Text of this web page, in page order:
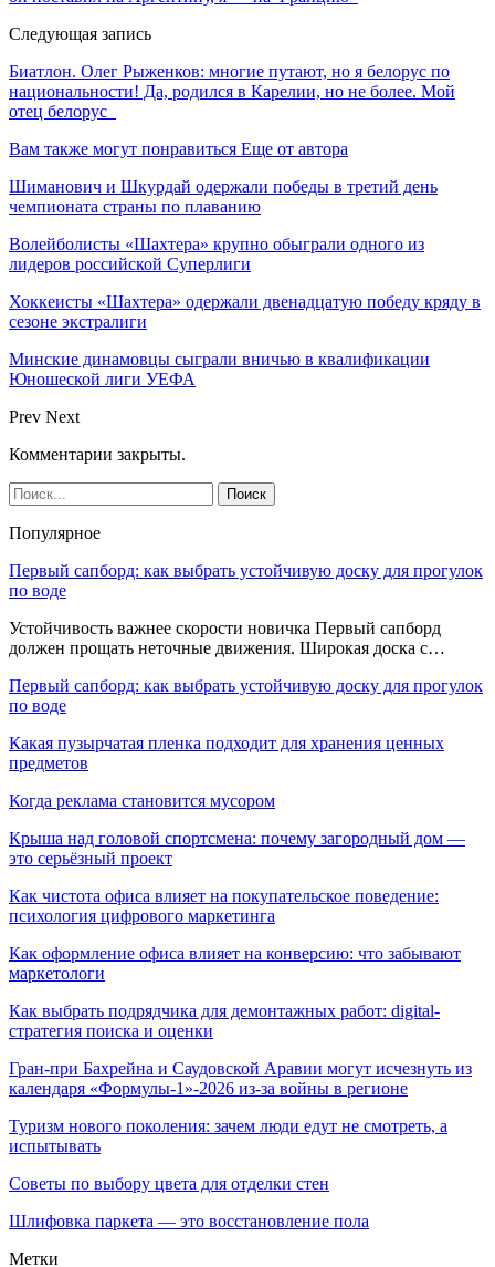
Следующая запись
Биатлон. Олег Рыженков: многие путают, но я белорус по
национальности! Да, родился в Карелии, но не более. Мой
отец белорус
Вам также могут понравиться Еще от автора
Шиманович и Шкурдай одержали победы в третий день
чемпионата страны по плаванию
Волейболисты «Шахтера» крупно обыграли одного из
лидеров российской Суперлиги
Хоккеисты «Шахтера» одержали двенадцатую победу кряду в
сезоне экстралиги
Минские динамовцы сыграли вничью в квалификации
Юношеской лиги УЕФА
Prev Next
Комментарии закрыты.
Популярное
Первый сапборд: как выбрать устойчивую доску для прогулок
по воде
Устойчивость важнее скорости новичка Первый сапборд
должен прощать неточные движения. Широкая доска с…
Первый сапборд: как выбрать устойчивую доску для прогулок
по воде
Какая пузырчатая пленка подходит для хранения ценных
предметов
Когда реклама становится мусором
Крыша над головой спортсмена: почему загородный дом —
это серьёзный проект
Как чистота офиса влияет на покупательское поведение:
психология цифрового маркетинга
Как оформление офиса влияет на конверсию: что забывают
маркетологи
Как выбрать подрядчика для демонтажных работ: digital-
стратегия поиска и оценки
Гран-при Бахрейна и Саудовской Аравии могут исчезнуть из
календаря «Формулы-1»-2026 из-за войны в регионе
Туризм нового поколения: зачем люди едут не смотреть, а
испытывать
Советы по выбору цвета для отделки стен
Шлифовка паркета — это восстановление пола
Метки